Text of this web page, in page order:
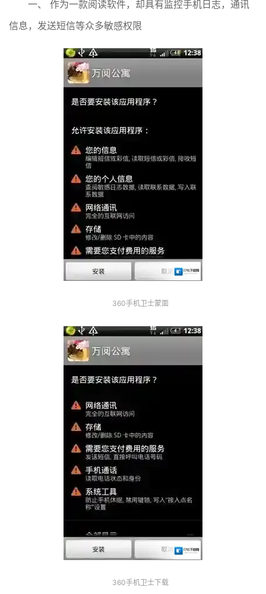
一、 作为一款阅读软件，却具有监控手机日志，通讯
信息，发送短信等众多敏感权限
360手机卫士蒙面
360手机卫士下载